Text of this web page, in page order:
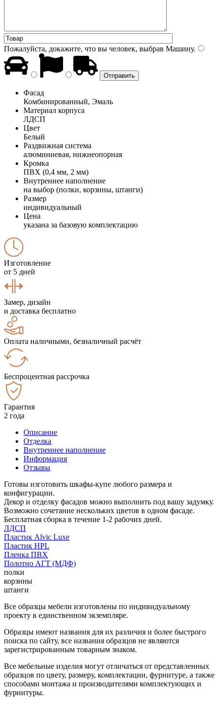
Пожалуйста, докажите, что вы человек, выбрав Машину.
Фасад
Комбинированный, Эмаль
Материал корпуса
ЛДСП
Цвет
Белый
Раздвижная система
алюминиевая, нижнеопорная
Кромка
ПВХ (0,4 мм, 2 мм)
Внутреннее наполнение
на выбор (полки, корзины, штанги)
Размер
индивидуальный
Цена
указана за базовую комплектацию
Изготовление
от 5 дней
Замер, дизайн
и доставка бесплатно
Оплата наличными, безналичный расчёт
Беспроцентная рассрочка
Гарантия
2 года
Описание
Отделка
Внутреннее наполнение
Информация
Отзывы
Готовы изготовить шкафы-купе любого размера и
конфигурации.
Декор и отделку фасадов можно выполнить под вашу задумку.
Возможно сочетание нескольких цветов в одном фасаде.
Бесплатная сборка в течение 1-2 рабочих дней.
ЛДСП
Пластик Alvic Luxe
Пластик HPL
Пленка ПВХ
Полотно АГТ (МДФ)
полки
корзины
штанги
Все образцы мебели изготовлены по индивидуальному
проекту в единственном экземпляре.
Образцы имеют названия для их различия и более быстрого
поиска по сайту, все названия образцов не являются
зарегистрированным товарным знаком.
Все мебельные изделия могут отличаться от представленных
образцов по цвету, размеру, комплектации, фурнитуре, а также
способами монтажа и производителями комплектующих и
фурнитуры.